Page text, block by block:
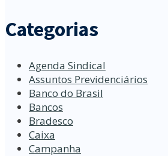
Categorias
Agenda Sindical
Assuntos Previdenciários
Banco do Brasil
Bancos
Bradesco
Caixa
Campanha